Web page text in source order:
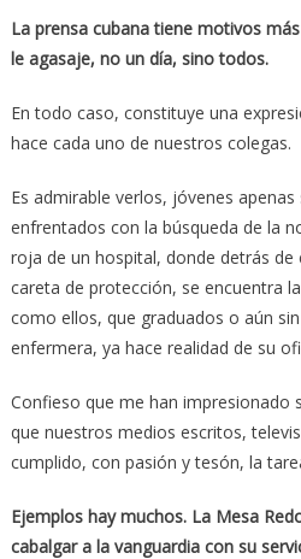
La prensa cubana tiene motivos
le agasaje, no un día, sino todos.
En todo caso, constituye una
hace cada uno de nuestros colegas.
Es admirable verlos, jóvenes
enfrentados con la búsqueda de la
roja de un hospital, donde detrás de
careta de protección, se encuentra
como ellos, que graduados o aún
enfermera, ya hace realidad de su
Confieso que me han impresionado
que nuestros medios escritos,
cumplido, con pasión y tesón, la
Ejemplos hay muchos. La Mesa
cabalgar a la vanguardia con su